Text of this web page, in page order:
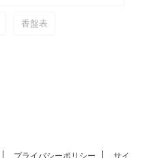
香盤表
プライバシーポリシー サイ